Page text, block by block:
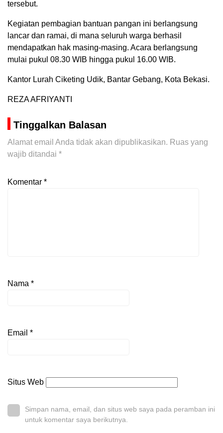
tersebut.
Kegiatan pembagian bantuan pangan ini berlangsung
lancar dan ramai, di mana seluruh warga berhasil
mendapatkan hak masing-masing. Acara berlangsung
mulai pukul 08.30 WIB hingga pukul 16.00 WIB.
Kantor Lurah Ciketing Udik, Bantar Gebang, Kota Bekasi.
REZA AFRIYANTI
Tinggalkan Balasan
Alamat email Anda tidak akan dipublikasikan. Ruas yang
wajib ditandai *
Komentar *
Nama *
Email *
Situs Web
Simpan nama, email, dan situs web saya pada peramban ini
untuk komentar saya berikutnya.